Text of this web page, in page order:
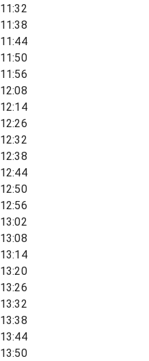
11:32
11:38
11:44
11:50
11:56
12:08
12:14
12:26
12:32
12:38
12:44
12:50
12:56
13:02
13:08
13:14
13:20
13:26
13:32
13:38
13:44
13:50